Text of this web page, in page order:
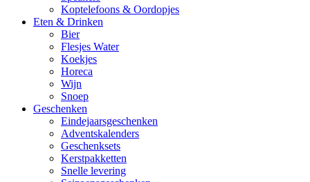
Koptelefoons & Oordopjes
Eten & Drinken
Bier
Flesjes Water
Koekjes
Horeca
Wijn
Snoep
Geschenken
Eindejaarsgeschenken
Adventskalenders
Geschenksets
Kerstpakketten
Snelle levering